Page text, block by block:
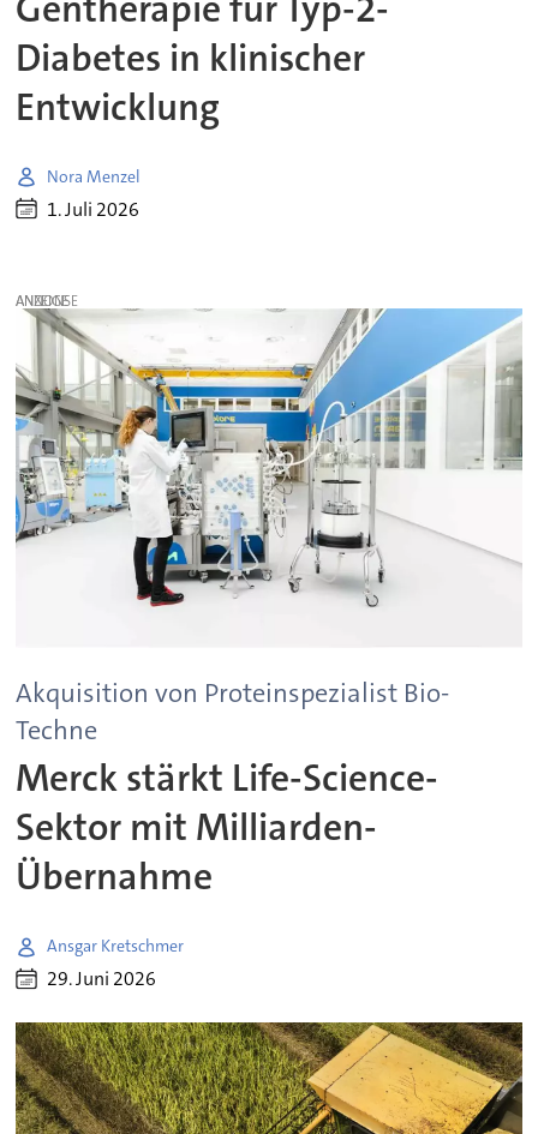
Diabetes in klinischer
Entwicklung
Nora Menzel
1. Juli 2026
ANZEIGE
Akquisition von Proteinspezialist Bio-
Techne
Merck stärkt Life-Science-
Sektor mit Milliarden-
Übernahme
Ansgar Kretschmer
29. Juni 2026